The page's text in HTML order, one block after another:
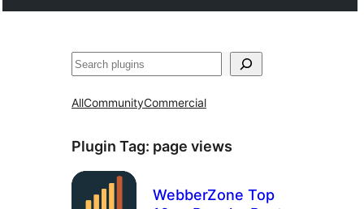
Suchen
AllCommunityCommercial
Plugin Tag: page views
WebberZone Top